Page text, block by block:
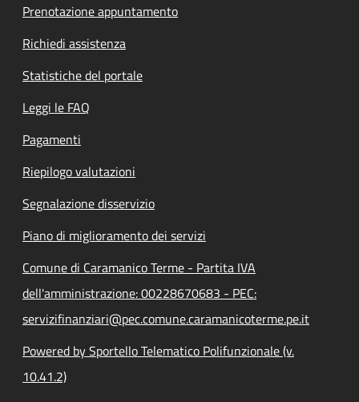
Prenotazione appuntamento
Richiedi assistenza
Statistiche del portale
Leggi le FAQ
Pagamenti
Riepilogo valutazioni
Segnalazione disservizio
Piano di miglioramento dei servizi
Comune di Caramanico Terme - Partita IVA
dell'amministrazione: 00228670683 - PEC:
servizifinanziari@pec.comune.caramanicoterme.pe.it
Powered by Sportello Telematico Polifunzionale (v.
10.41.2)